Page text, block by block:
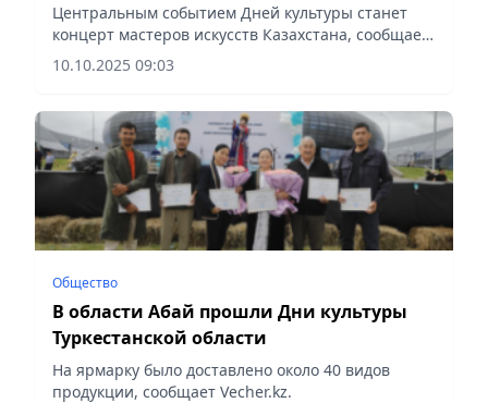
Центральным событием Дней культуры станет
концерт мастеров искусств Казахстана, сообщает
Vecher.kz.
10.10.2025 09:03
Общество
В области Абай прошли Дни культуры
Туркестанской области
На ярмарку было доставлено около 40 видов
продукции, сообщает Vecher.kz.